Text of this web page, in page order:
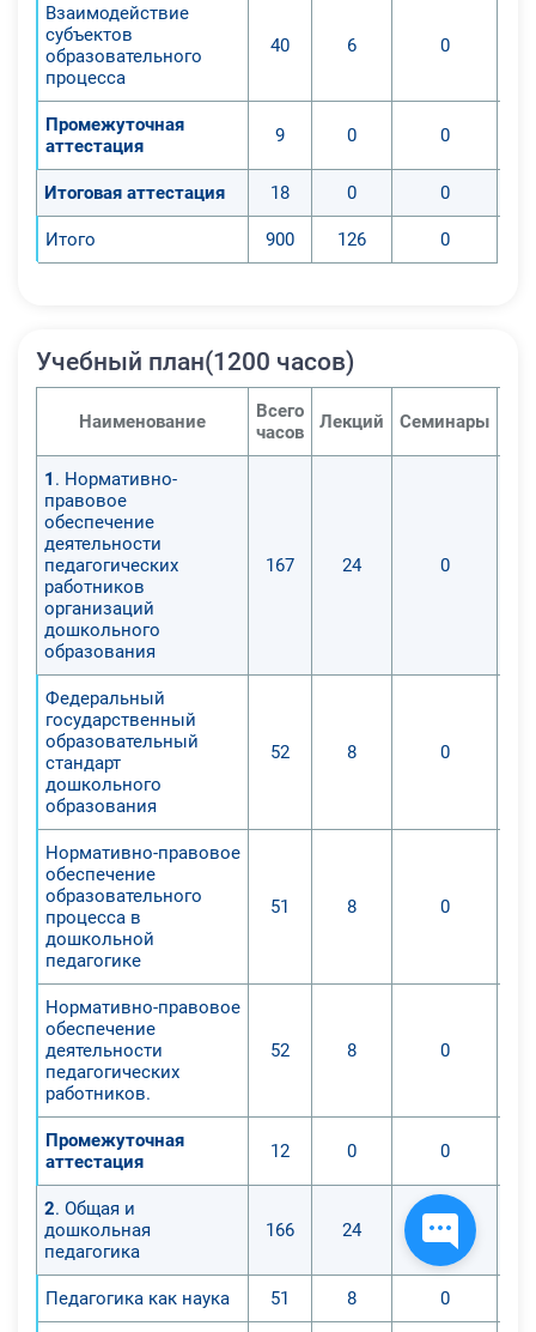
Взаимодействие
субъектов
образовательного
процесса
40 6 0
Промежуточная
аттестация
9 0 0
Итоговая аттестация 18 0 0
Итого 900 126 0
Учебный план(1200 часов)
Наименование
Всего
часов
Лекций Семинары
1 . Нормативно-
правовое
обеспечение
деятельности
педагогических
работников
организаций
дошкольного
образования
167 24 0
Федеральный
государственный
образовательный
стандарт
дошкольного
образования
52 8 0
Нормативно-правовое
обеспечение
образовательного
процесса в
дошкольной
педагогике
51 8 0
Нормативно-правовое
обеспечение
деятельности
педагогических
работников.
52 8 0
Промежуточная
аттестация
12 0 0
2. Общая и
дошкольная
педагогика
166 24 0
Педагогика как наука 51 8 0